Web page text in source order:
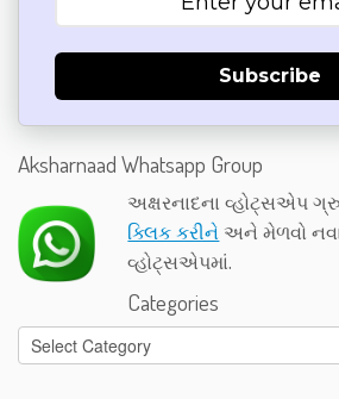
Subscribe
Aksharnaad Whatsapp Group
અક્ષરનાદના વ્હોટ્સએપ
ક્લિક કરીને અને મેળવો
વ્હોટ્સએપમાં.
Categories
Categories